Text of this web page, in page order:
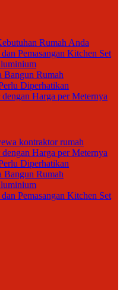
Rumah Anda
Pemasangan Kitchen Set
Bangun Rumah
Diperhatikan
Harga per Meternya
kontraktor rumah
Harga per Meternya
Diperhatikan
Bangun Rumah
Pemasangan Kitchen Set